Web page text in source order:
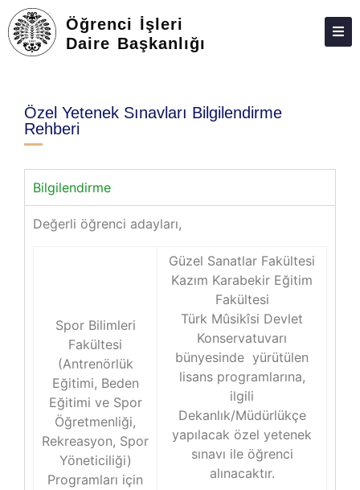
Öğrenci İşleri
Daire Başkanlığı
MEVZUAT
KALITE
TAKVIM
ÜCRETLER
DERSLER
İSTATISTIKLER
BAĞLANTILAR
İLETIŞIM
Özel Yetenek Sınavları Bilgilendirme
Rehberi
Bilgilendirme
Değerli öğrenci adayları,
Spor Bilimleri
Fakültesi
(Antrenörlük
Eğitimi, Beden
Eğitimi ve Spor
Öğretmenliği,
Rekreasyon, Spor
Yöneticiliği)
Programları için
Güzel Sanatlar Fakültesi
Kazım Karabekir Eğitim
Fakültesi
Türk Mûsikîsi Devlet
Konservatuvarı
bünyesinde yürütülen
lisans programlarına,
ilgili
Dekanlık/Müdürlükçe
yapılacak özel yetenek
sınavı ile öğrenci
alınacaktır.